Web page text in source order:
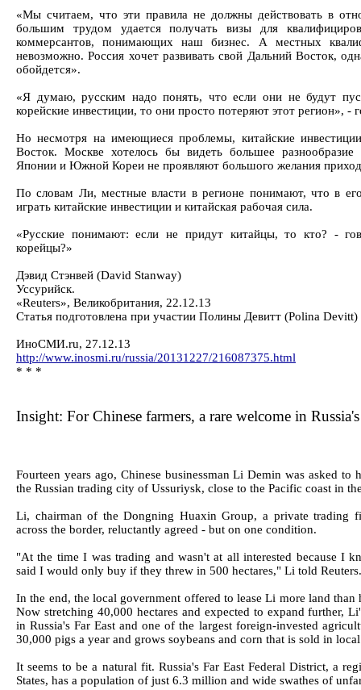
«Мы считаем, что эти правила не должны действовать в
большим трудом удается получать визы для
коммерсантов, понимающих наш бизнес. А местных
невозможно. Россия хочет развивать свой Дальний Восток,
обойдется».
«Я думаю, русским надо понять, что если они не будут
корейские инвестиции, то они просто потеряют этот регион», -
Но несмотря на имеющиеся проблемы, китайские
Восток. Москве хотелось бы видеть большее разнообразие
Японии и Южной Кореи не проявляют большого желания
По словам Ли, местные власти в регионе понимают, что в
играть китайские инвестиции и китайская рабочая сила.
«Русские понимают: если не придут китайцы, то кто? -
корейцы?»
Дэвид Стэнвей (David Stanway)
Уссурийск.
«Reuters», Великобритания, 22.12.13
Статья подготовлена при участии Полины Девитт (Polina
ИноСМИ.ru, 27.12.13
http://www.inosmi.ru/russia/20131227/216087375.html
* * *
Insight: For Chinese farmers, a rare welcome in
Fourteen years ago, Chinese businessman Li Demin was asked
the Russian trading city of Ussuriysk, close to the Pacific coast in
Li, chairman of the Dongning Huaxin Group, a private trading
across the border, reluctantly agreed - but on one condition.
"At the time I was trading and wasn't at all interested because I
said I would only buy if they threw in 500 hectares," Li told Reuters.
In the end, the local government offered to lease Li more land than
Now stretching 40,000 hectares and expected to expand further,
in Russia's Far East and one of the largest foreign-invested
30,000 pigs a year and grows soybeans and corn that is sold in
It seems to be a natural fit. Russia's Far East Federal District, a
States, has a population of just 6.3 million and wide swathes of